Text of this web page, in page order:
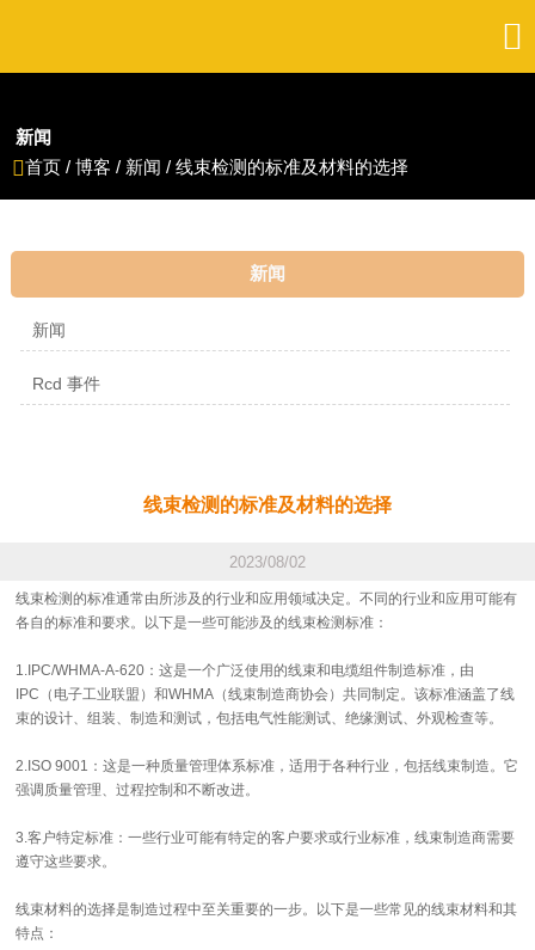

新闻
首页 / 博客 / 新闻 / 线束检测的标准及材料的选择
新闻
新闻
Rcd 事件
线束检测的标准及材料的选择
2023/08/02
线束检测的标准通常由所涉及的行业和应用领域决定。不同的行业和应用可能有
各自的标准和要求。以下是一些可能涉及的线束检测标准：
1.IPC/WHMA-A-620：这是一个广泛使用的线束和电缆组件制造标准，由
IPC（电子工业联盟）和WHMA（线束制造商协会）共同制定。该标准涵盖了线
束的设计、组装、制造和测试，包括电气性能测试、绝缘测试、外观检查等。
2.ISO 9001：这是一种质量管理体系标准，适用于各种行业，包括线束制造。它
强调质量管理、过程控制和不断改进。
3.客户特定标准：一些行业可能有特定的客户要求或行业标准，线束制造商需要
遵守这些要求。
线束材料的选择是制造过程中至关重要的一步。以下是一些常见的线束材料和其
特点：